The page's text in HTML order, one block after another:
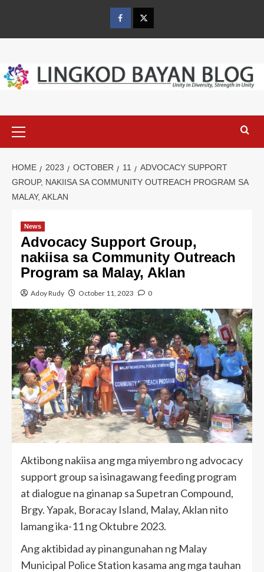
content
FacebookTwitter
Menu
HOME 2023 OCTOBER 11
ADVOCACY SUPPORT
GROUP, NAKIISA SA COMMUNITY OUTREACH PROGRAM SA
MALAY, AKLAN
News
Advocacy Support Group,
nakiisa sa Community Outreach
Program sa Malay, Aklan
Adoy Rudy October 11, 2023 0
Aktibong nakiisa ang mga miyembro ng advocacy
support group sa isinagawang feeding program
at dialogue na ginanap sa Supetran Compound,
Brgy. Yapak, Boracay Island, Malay, Aklan nito
lamang ika-11 ng Oktubre 2023.
Ang aktibidad ay pinangunahan ng Malay
Municipal Police Station kasama ang mga tauhan